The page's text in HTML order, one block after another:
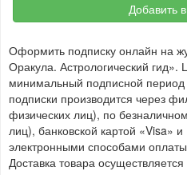
Добавить
Оформить подписку онлайн на
Оракула. Астрологический
минимальный подписной
подписки производится через
физических лиц), по
лиц), банковской картой «Visa»
электронными способами
Доставка товара